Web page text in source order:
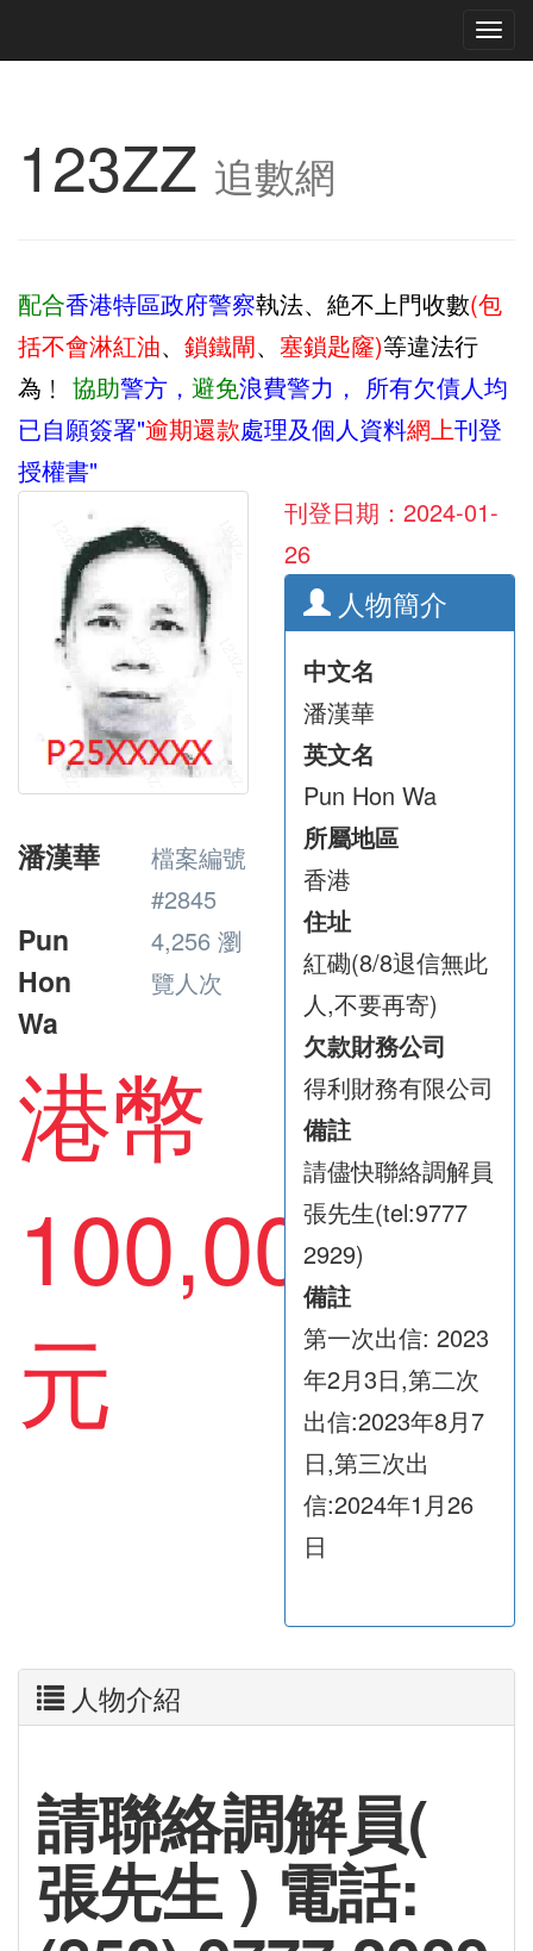
123ZZ 追數網
配合香港特區政府警察執法、絶不上門收數(包
括不會淋紅油、 鎖鐵閘、 塞鎖匙窿)等違法行
為﹗ 協助警方， 避免浪費警力， 所有欠債人均
已自願簽署"逾期還款處理及個人資料網上刊登
授權書"
潘漢華
檔案編號
#2845
Pun
Hon
Wa
4,256 瀏
覽人次
港幣
100,000
元
刊登日期：2024-01-
26
人物簡介
中文名
潘漢華
英文名
Pun Hon Wa
所屬地區
香港
住址
紅磡(8/8退信無此
人,不要再寄)
欠款財務公司
得利財務有限公司
備註
請儘快聯絡調解員
張先生(tel:9777
2929)
備註
第一次出信: 2023
年2月3日,第二次
出信:2023年8月7
日,第三次出
信:2024年1月26
日
人物介紹
請聯絡調解員(
張先生 ) 電話: